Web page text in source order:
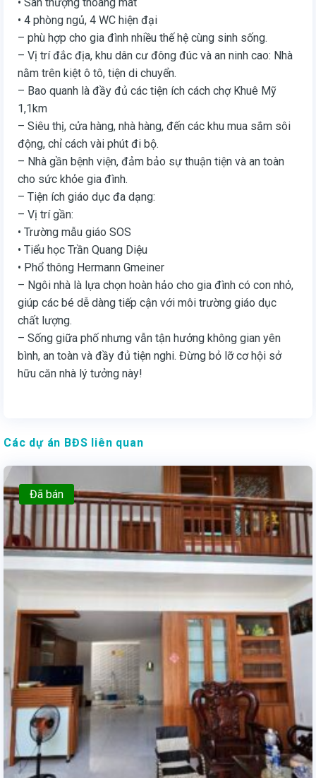
• 4 phòng ngủ, 4 WC hiện đại
– phù hợp cho gia đình nhiều thế hệ cùng sinh sống.
– Vị trí đắc địa, khu dân cư đông đúc và an ninh cao: Nhà
nằm trên kiệt ô tô, tiện di chuyển.
– Bao quanh là đầy đủ các tiện ích cách chợ Khuê Mỹ
1,1km
– Siêu thị, cửa hàng, nhà hàng, đến các khu mua sắm sôi
động, chỉ cách vài phút đi bộ.
– Nhà gần bệnh viện, đảm bảo sự thuận tiện và an toàn
cho sức khỏe gia đình.
– Tiện ích giáo dục đa dạng:
– Vị trí gần:
• Trường mẫu giáo SOS
• Tiểu học Trần Quang Diệu
• Phổ thông Hermann Gmeiner
– Ngôi nhà là lựa chọn hoàn hảo cho gia đình có con nhỏ,
giúp các bé dễ dàng tiếp cận với môi trường giáo dục
chất lượng.
– Sống giữa phố nhưng vẫn tận hưởng không gian yên
bình, an toàn và đầy đủ tiện nghi. Đừng bỏ lỡ cơ hội sở
hữu căn nhà lý tưởng này!
Các dự án BĐS liên quan
Đã bán